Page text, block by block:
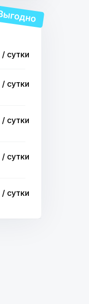
/ сутки
/ сутки
/ сутки
/ сутки
/ сутки